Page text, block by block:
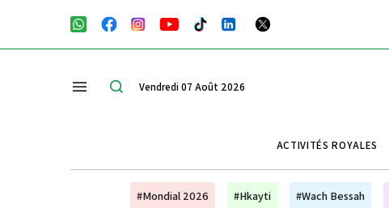
Vendredi 07 Août 2026
ACTIVITÉS ROYALES
#Mondial 2026 #Hkayti #Wach Bessah